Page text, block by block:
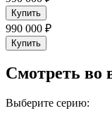
Купить
990 000 ₽
Купить
Cмотреть во
Выберите серию: